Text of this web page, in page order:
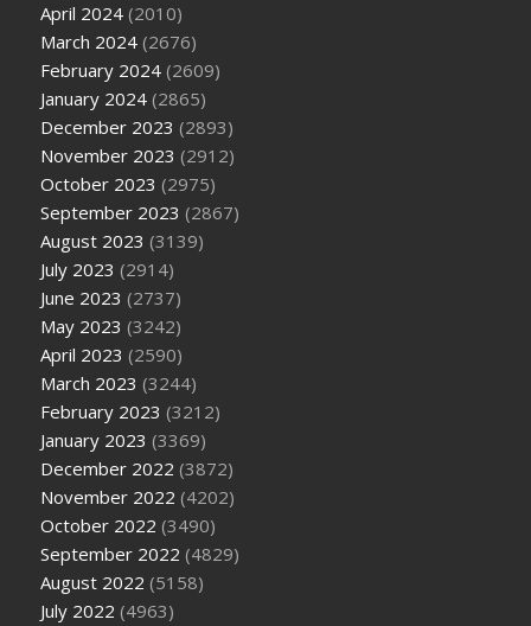
April 2024 (2010)
March 2024 (2676)
February 2024 (2609)
January 2024 (2865)
December 2023 (2893)
November 2023 (2912)
October 2023 (2975)
September 2023 (2867)
August 2023 (3139)
July 2023 (2914)
June 2023 (2737)
May 2023 (3242)
April 2023 (2590)
March 2023 (3244)
February 2023 (3212)
January 2023 (3369)
December 2022 (3872)
November 2022 (4202)
October 2022 (3490)
September 2022 (4829)
August 2022 (5158)
July 2022 (4963)